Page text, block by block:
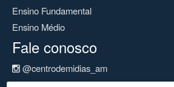
Ensino Fundamental
Ensino Médio
Fale conosco
@centrodemidias_am
@centrodemidias